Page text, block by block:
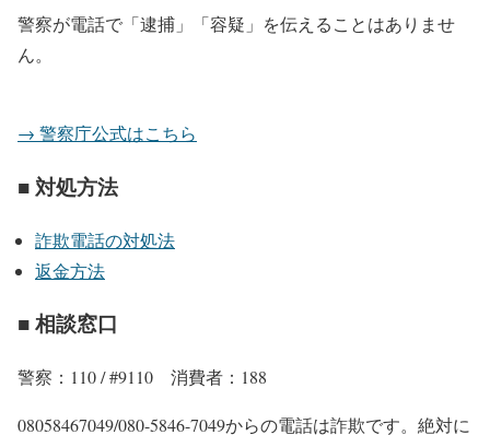
警察が電話で「逮捕」「容疑」を伝えることはありませ
ん。
→ 警察庁公式はこちら
■ 対処方法
詐欺電話の対処法
返金方法
■ 相談窓口
警察：110 / #9110 消費者：188
08058467049/080-5846-7049からの電話は詐欺です。絶対に